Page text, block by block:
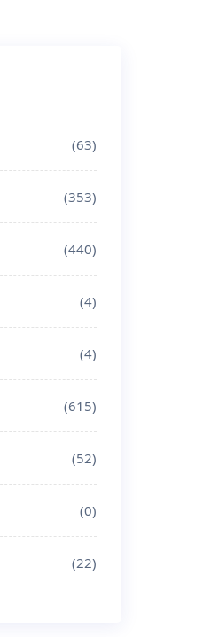
(63)
(353)
(440)
(4)
(4)
(615)
(52)
(0)
(22)